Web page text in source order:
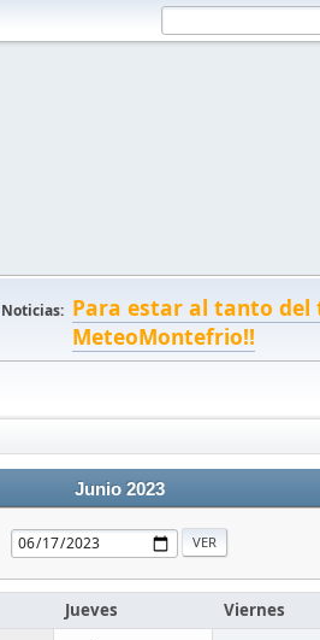
Noticias: Para estar al tanto
MeteoMontefrio!!
Junio 2023
Jueves Viernes